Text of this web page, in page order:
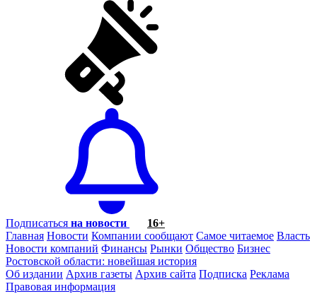
Подписаться на новости
16+
Главная Новости Компании сообщают Самое читаемое Власть
Новости компаний Финансы Рынки Общество Бизнес
Ростовской области: новейшая история
Об издании Архив газеты Архив сайта Подписка Реклама
Правовая информация